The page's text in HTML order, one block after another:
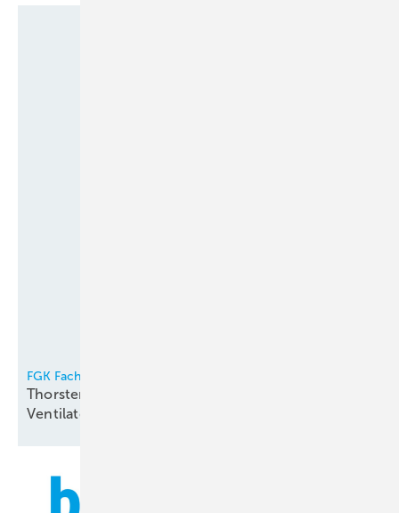
FGK Fachverband Gebäude-Klima e.V.
Thorsten Niklas Vorsitzender der
Ventilatorentausch-Kampagne